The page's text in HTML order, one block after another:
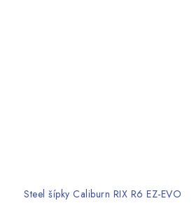
Steel šípky Caliburn RIX R6 EZ-EVO